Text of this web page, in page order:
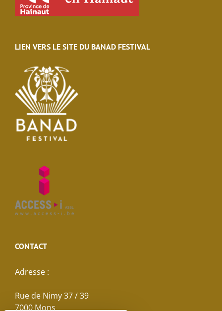
LIEN VERS LE SITE DU BANAD FESTIVAL
CONTACT
Adresse :
Rue de Nimy 37 / 39
7000 Mons